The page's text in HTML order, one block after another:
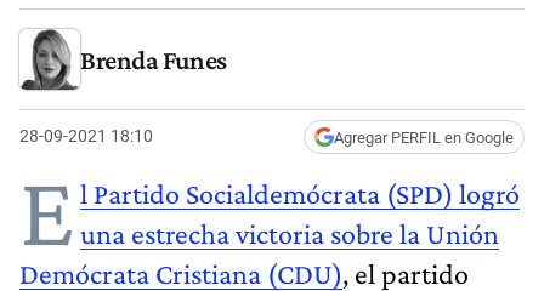
Brenda Funes
28-09-2021 18:10 Agregar PERFIL en Google
E l Partido Socialdemócrata (SPD) logró
una estrecha victoria sobre la Unión
Demócrata Cristiana (CDU), el partido